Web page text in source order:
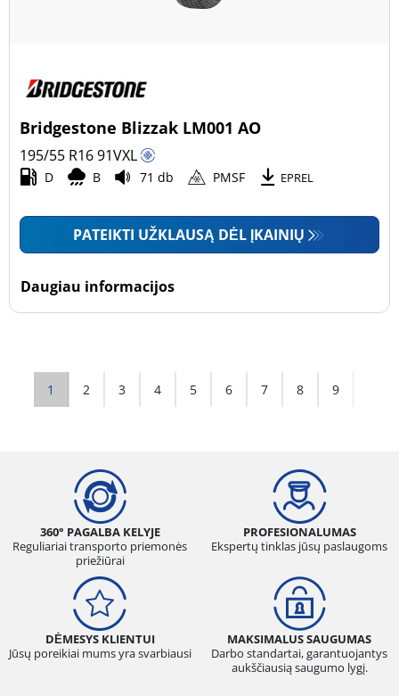
Bridgestone Blizzak LM001 AO
195/55 R1691VXL
D B 71 db PMSF EPREL
PATEIKTI UŽKLAUSĄ DĖL ĮKAINIŲ
Daugiau informacijos
1 2 3 4 5 6 7 8 9
360° PAGALBA KELYJE
Reguliariai transporto priemonės
priežiūrai
PROFESIONALUMAS
Ekspertų tinklas jūsų paslaugoms
DĖMESYS KLIENTUI
Jūsų poreikiai mums yra svarbiausi
MAKSIMALUS SAUGUMAS
Darbo standartai, garantuojantys
aukščiausią saugumo lygį.